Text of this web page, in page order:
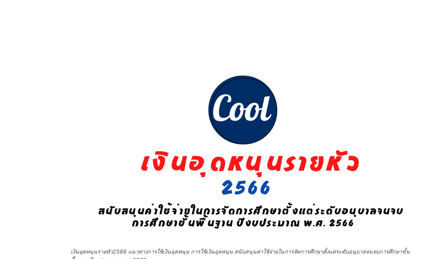
เงินอุดหนุนรายหัว2566 แนวทางการใช้เงินอุดหนุน การใช้เงินอุดหนุน สนับสนุนค่าใช้จ่ายในการจัดการศึกษาตั้งแต่ระดับอนุบาลจนจบการศึกษาขั้น